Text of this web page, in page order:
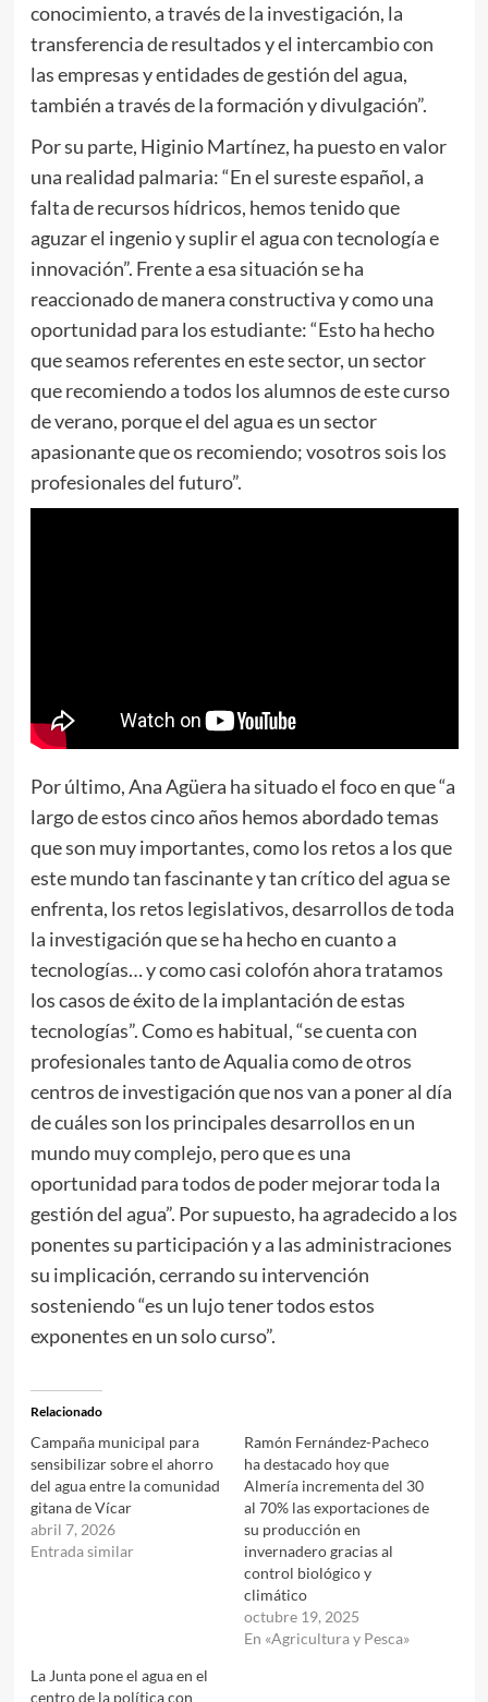
conocimiento, a través de la investigación, la
transferencia de resultados y el intercambio con
las empresas y entidades de gestión del agua,
también a través de la formación y divulgación”.
Por su parte, Higinio Martínez, ha puesto en valor
una realidad palmaria: “En el sureste español, a
falta de recursos hídricos, hemos tenido que
aguzar el ingenio y suplir el agua con tecnología e
innovación”. Frente a esa situación se ha
reaccionado de manera constructiva y como una
oportunidad para los estudiante: “Esto ha hecho
que seamos referentes en este sector, un sector
que recomiendo a todos los alumnos de este curso
de verano, porque el del agua es un sector
apasionante que os recomiendo; vosotros sois los
profesionales del futuro”.
Por último, Ana Agüera ha situado el foco en que “a
largo de estos cinco años hemos abordado temas
que son muy importantes, como los retos a los que
este mundo tan fascinante y tan crítico del agua se
enfrenta, los retos legislativos, desarrollos de toda
la investigación que se ha hecho en cuanto a
tecnologías… y como casi colofón ahora tratamos
los casos de éxito de la implantación de estas
tecnologías”. Como es habitual, “se cuenta con
profesionales tanto de Aqualia como de otros
centros de investigación que nos van a poner al día
de cuáles son los principales desarrollos en un
mundo muy complejo, pero que es una
oportunidad para todos de poder mejorar toda la
gestión del agua”. Por supuesto, ha agradecido a los
ponentes su participación y a las administraciones
su implicación, cerrando su intervención
sosteniendo “es un lujo tener todos estos
exponentes en un solo curso”.
Relacionado
Campaña municipal para
sensibilizar sobre el ahorro
del agua entre la comunidad
gitana de Vícar
abril 7, 2026
Entrada similar
Ramón Fernández-Pacheco
ha destacado hoy que
Almería incrementa del 30
al 70% las exportaciones de
su producción en
invernadero gracias al
control biológico y
climático
octubre 19, 2025
En «Agricultura y Pesca»
La Junta pone el agua en el
centro de la política con